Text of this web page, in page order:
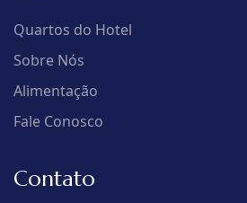
Quartos do Hotel
Sobre Nós
Alimentação
Fale Conosco
Contato